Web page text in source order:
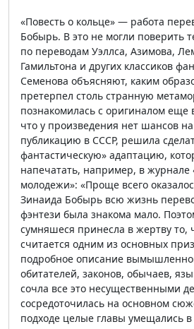
«Повесть о кольце» — работа
Бобырь. В это не могли поверить
по переводам Уэллса, Азимова,
Гамильтона и других классиков
Семенова объясняют, каким
претерпел столь странную
познакомилась с оригиналом еще
что у произведения нет шансов
публикацию в СССР, решила
фантастическую» адаптацию,
напечатать, например, в журнале
молодежи»: «Проще всего
Зинаида Бобырь всю жизнь
фэнтези была знакома мало.
сумняшеся принесла в жертву то,
считается одним из основных
подробное описание
обитателей, законов, обычаев,
сочла все это несущественными
сосредоточилась на основном
подходе целые главы умещались